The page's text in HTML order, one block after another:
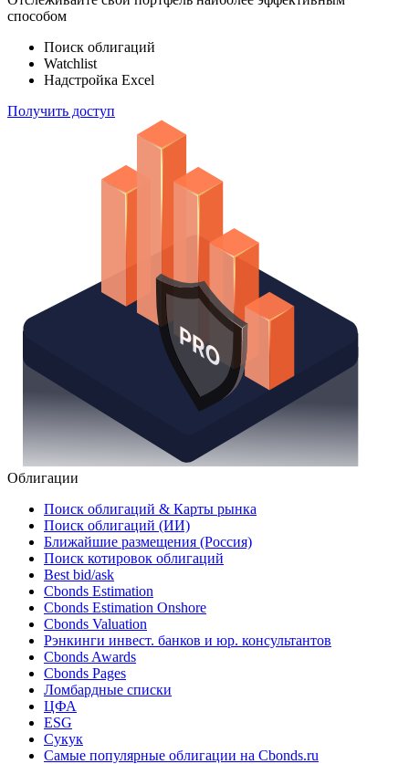
способом
Поиск облигаций
Watchlist
Надстройка Excel
Получить доступ
Облигации
Поиск облигаций & Карты рынка
Поиск облигаций (ИИ)
Ближайшие размещения (Россия)
Поиск котировок облигаций
Best bid/ask
Cbonds Estimation
Cbonds Estimation Onshore
Cbonds Valuation
Рэнкинги инвест. банков и юр. консультантов
Cbonds Awards
Cbonds Pages
Ломбардные списки
ЦФА
ESG
Сукук
Самые популярные облигации на Cbonds.ru